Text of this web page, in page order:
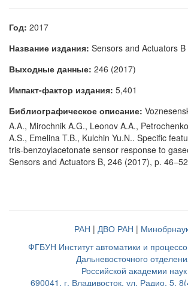
Год: 2017
Название издания: Sensors and Actuators B
Выходные данные: 246 (2017)
Импакт-фактор издания: 5,401
Библиографическое описание:
A.A., Mirochnik A.G., Leonov A.A.,
A.S., Emelina T.B., Kulchin Yu.N.. Specific
tris-benzoylacetonate sensor response to
Sensors and Actuators B, 246 (2017), p. 46–52
РАН | ДВО РАН |
ФГБУН Институт автоматики и
Дальневосточного
Российской академии наук
690041, г. Владивосток, ул. Радио, 5,